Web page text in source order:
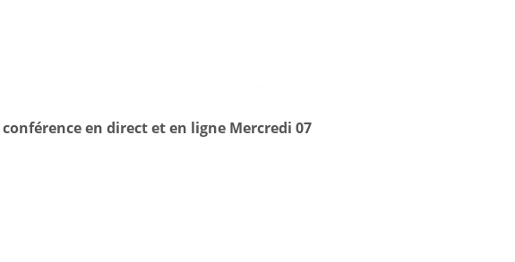
conférence en direct et en ligne Mercredi 07